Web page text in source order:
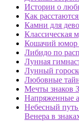
Истории о
Как
Камни для
Классическая
Кошачий юмор
Либидо по
Лунная
Лунный
Любовные
Мечты знаков
Напряженные
Небесный
Венера в